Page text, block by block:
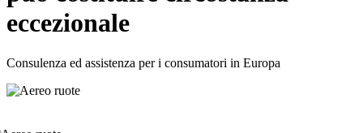
eccezionale
Consulenza ed assistenza per i consumatori in Europa